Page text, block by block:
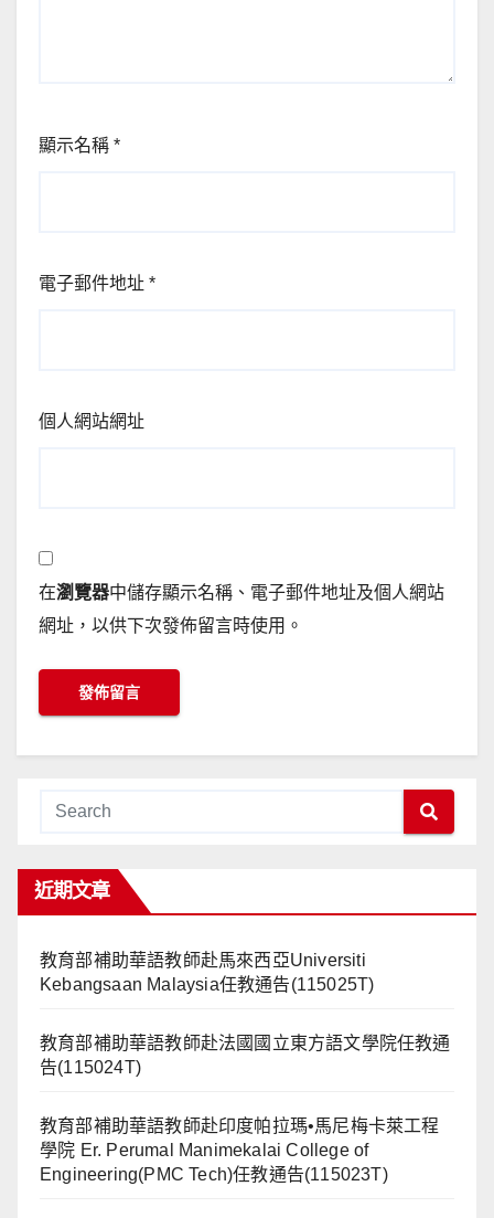
顯示名稱 *
電子郵件地址 *
個人網站網址
在瀏覽器中儲存顯示名稱、電子郵件地址及個人網站
網址，以供下次發佈留言時使用。
近期文章
教育部補助華語教師赴馬來西亞Universiti
Kebangsaan Malaysia任教通告(115025T)
教育部補助華語教師赴法國國立東方語文學院任教通
告(115024T)
教育部補助華語教師赴印度帕拉瑪•馬尼梅卡萊工程
學院 Er. Perumal Manimekalai College of
Engineering(PMC Tech)任教通告(115023T)